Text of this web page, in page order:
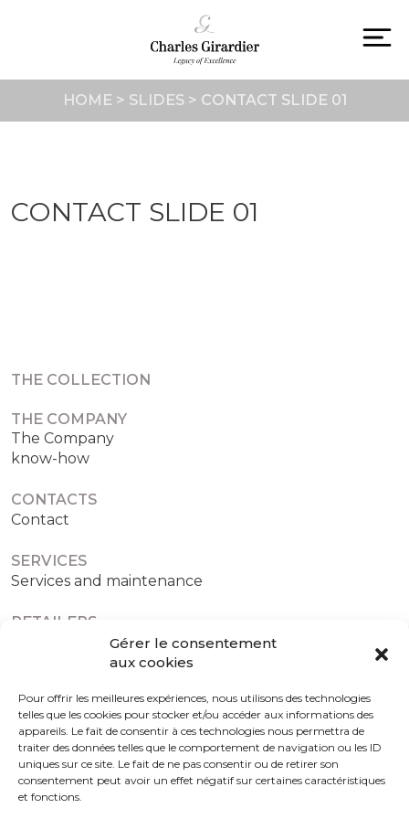
Gérer le consentement
aux cookies
Pour offrir les meilleures expériences, nous utilisons des technologies
telles que les cookies pour stocker et/ou accéder aux informations des
appareils. Le fait de consentir à ces technologies nous permettra de
traiter des données telles que le comportement de navigation ou les ID
uniques sur ce site. Le fait de ne pas consentir ou de retirer son
consentement peut avoir un effet négatif sur certaines caractéristiques
et fonctions.
HOME > SLIDES> CONTACT SLIDE 01
CONTACT SLIDE 01
THE COLLECTION
THE COMPANY
The Company
know-how
CONTACTS
Contact
SERVICES
Services and maintenance
RETAILERS
Authorized retailers
Terms and conditions Cookies policy (EU)